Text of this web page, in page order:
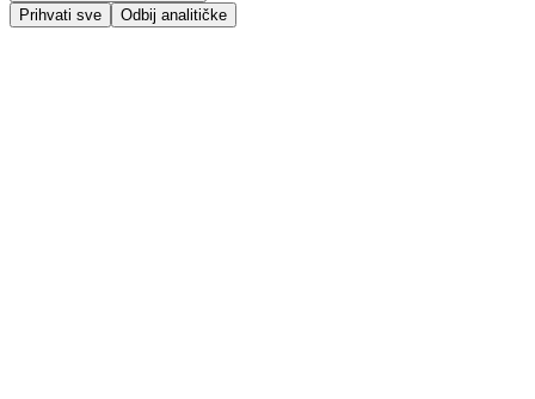
Prihvati sve
Odbij analitičke